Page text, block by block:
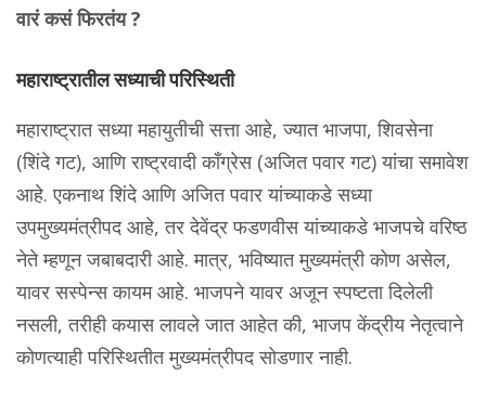
वारं कसं फिरतंय ?
महाराष्ट्रातील सध्याची परिस्थिती
महाराष्ट्रात सध्या महायुतीची सत्ता आहे, ज्यात भाजपा, शिवसेना
(शिंदे गट), आणि राष्ट्रवादी काँग्रेस (अजित पवार गट) यांचा समावेश
आहे. एकनाथ शिंदे आणि अजित पवार यांच्याकडे सध्या
उपमुख्यमंत्रीपद आहे, तर देवेंद्र फडणवीस यांच्याकडे भाजपचे वरिष्ठ
नेते म्हणून जबाबदारी आहे. मात्र, भविष्यात मुख्यमंत्री कोण असेल,
यावर सस्पेन्स कायम आहे. भाजपने यावर अजून स्पष्टता दिलेली
नसली, तरीही कयास लावले जात आहेत की, भाजप केंद्रीय नेतृत्वाने
कोणत्याही परिस्थितीत मुख्यमंत्रीपद सोडणार नाही.